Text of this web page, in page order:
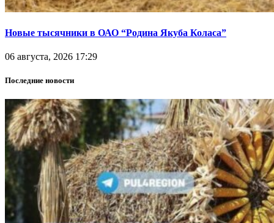
Новые тысячники в ОАО “Родина Якуба Коласа”
06 августа, 2026 17:29
Последние новости